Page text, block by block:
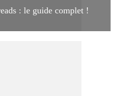
: le guide complet !